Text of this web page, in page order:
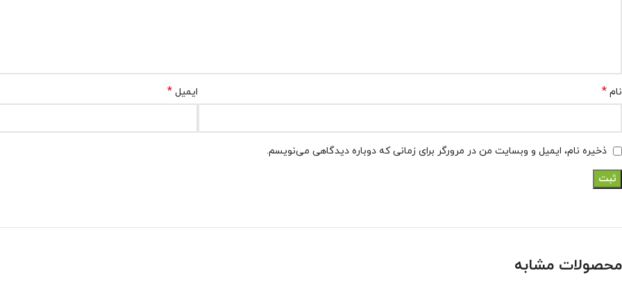
نام * ایمیل *
ذخیره نام، ایمیل و وبسایت من در مرورگر برای زمانی که دوباره دیدگاهی می‌نویسم.
محصولات مشابه